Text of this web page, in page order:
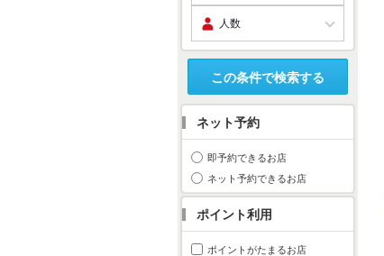
この条件で検索する
ネット予約
即予約できるお店
ネット予約できるお店
ポイント利用
ポイントがたまるお店